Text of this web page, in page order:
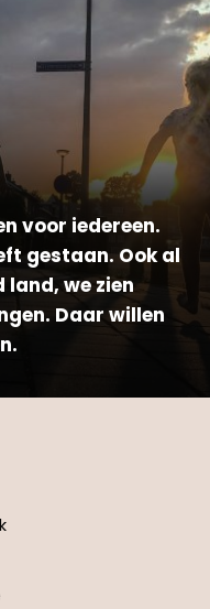
voor iedereen.
gestaan. Ook al
land, we zien
Daar willen